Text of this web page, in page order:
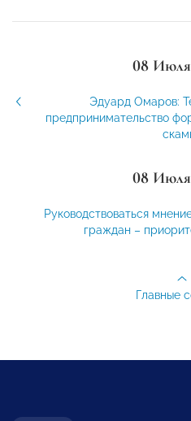
08 Июля
Эдуард Омаров:
предпринимательство
08 Июля
Руководствоваться
граждан –
Главные